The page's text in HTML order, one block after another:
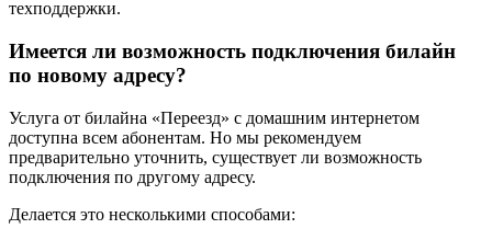
техподдержки.
Имеется ли возможность подключения билайн
по новому адресу?
Услуга от билайна «Переезд» с домашним интернетом
доступна всем абонентам. Но мы рекомендуем
предварительно уточнить, существует ли возможность
подключения по другому адресу.
Делается это несколькими способами: